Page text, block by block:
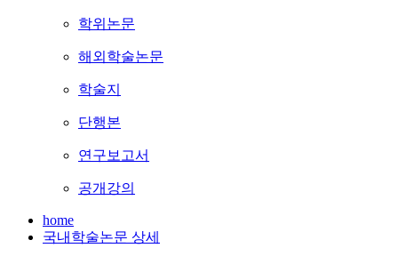
학위논문
해외학술논문
학술지
단행본
연구보고서
공개강의
home
국내학술논문 상세